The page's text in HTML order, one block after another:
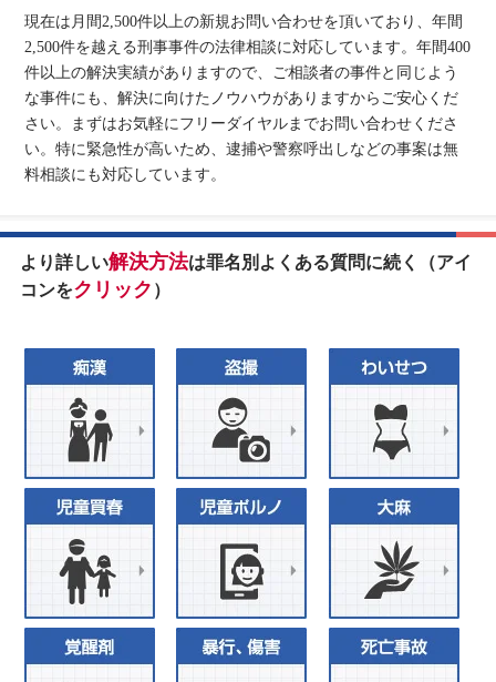
現在は月間2,500件以上の新規お問い合わせを頂いており、年間
2,500件を越える刑事事件の法律相談に対応しています。年間400
件以上の解決実績がありますので、ご相談者の事件と同じよう
な事件にも、解決に向けたノウハウがありますからご安心くだ
さい。まずはお気軽にフリーダイヤルまでお問い合わせくださ
い。特に緊急性が高いため、逮捕や警察呼出しなどの事案は無
料相談にも対応しています。
より詳しい解決方法は罪名別よくある質問に続く（アイ
コンをクリック ）